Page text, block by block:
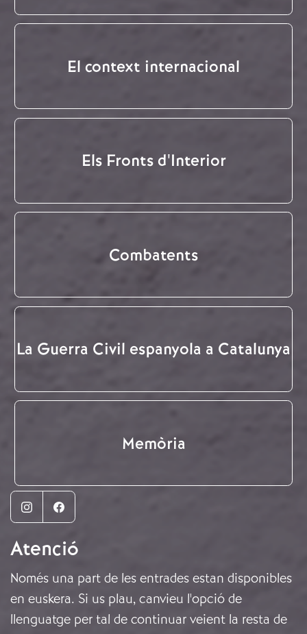
El context internacional
Els Fronts d'Interior
Combatents
La Guerra Civil espanyola a Catalunya
Memòria
InstagramFacebook
Atenció
Només una part de les entrades estan disponibles
en euskera. Si us plau, canvieu l'opció de
llenguatge per tal de continuar veient la resta de